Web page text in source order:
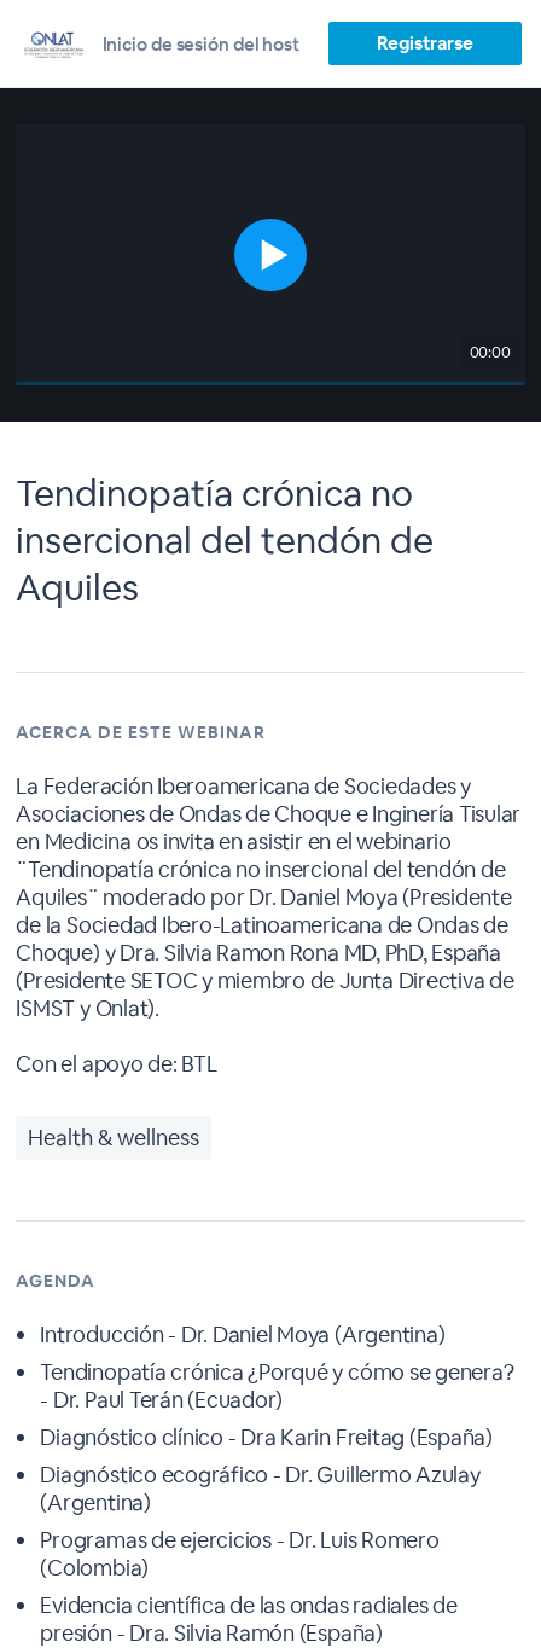
Inicio de sesión del host Registrarse
00:00
Tendinopatía crónica no
insercional del tendón de
Aquiles
ACERCA DE ESTE WEBINAR
La Federación Iberoamericana de Sociedades y
Asociaciones de Ondas de Choque e Inginería Tisular
en Medicina os invita en asistir en el webinario
¨Tendinopatía crónica no insercional del tendón de
Aquiles¨ moderado por Dr. Daniel Moya (Presidente
de la Sociedad Ibero-Latinoamericana de Ondas de
Choque) y Dra. Silvia Ramon Rona MD, PhD, España
(Presidente SETOC y miembro de Junta Directiva de
ISMST y Onlat).
Con el apoyo de: BTL
Health & wellness
AGENDA
Introducción - Dr. Daniel Moya (Argentina)
Tendinopatía crónica ¿Porqué y cómo se genera?
- Dr. Paul Terán (Ecuador)
Diagnóstico clínico - Dra Karin Freitag (España)
Diagnóstico ecográfico - Dr. Guillermo Azulay
(Argentina)
Programas de ejercicios - Dr. Luis Romero
(Colombia)
Evidencia científica de las ondas radiales de
presión - Dra. Silvia Ramón (España)